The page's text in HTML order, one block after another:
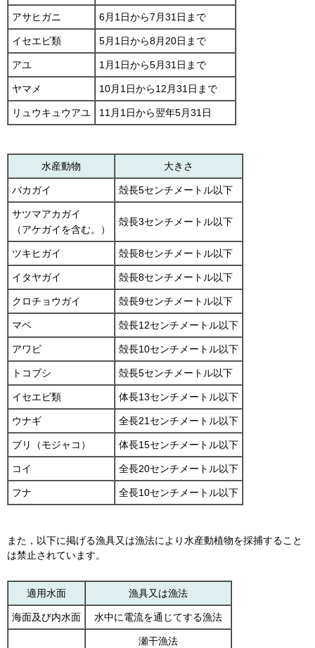
アサヒガニ 6月1日から7月31日まで
イセエビ類 5月1日から8月20日まで
アユ 1月1日から5月31日まで
ヤマメ 10月1日から12月31日まで
リュウキュウアユ 11月1日から翌年5月31日
水産動物 大きさ
バカガイ 殻長5センチメートル以下
サツマアカガイ
（アケガイを含む。）
殻長3センチメートル以下
ツキヒガイ 殻長8センチメートル以下
イタヤガイ 殻長8センチメートル以下
クロチョウガイ 殻長9センチメートル以下
マベ 殻長12センチメートル以下
アワビ 殻長10センチメートル以下
トコブシ 殻長5センチメートル以下
イセエビ類 体長13センチメートル以下
ウナギ 全長21センチメートル以下
ブリ（モジャコ） 体長15センチメートル以下
コイ 全長20センチメートル以下
フナ 全長10センチメートル以下
また，以下に掲げる漁具又は漁法により水産動植物を採捕すること
は禁止されています。
適用水面 漁具又は漁法
海面及び内水面 水中に電流を通じてする漁法
瀬干漁法